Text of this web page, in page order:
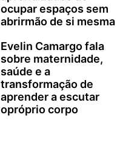
ocupar espaços sem
abrirmão de si mesma
Evelin Camargo fala
sobre maternidade,
saúde e a
transformação de
aprender a escutar
opróprio corpo